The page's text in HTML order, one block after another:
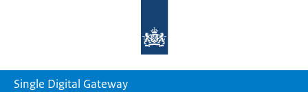
homepage
Single Digital Gateway